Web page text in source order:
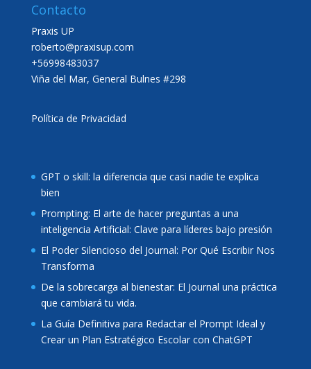
Contacto
Praxis UP
roberto@praxisup.com
+56998483037
Viña del Mar, General Bulnes #298
Política de Privacidad
GPT o skill: la diferencia que casi nadie te explica
bien
Prompting: El arte de hacer preguntas a una
inteligencia Artificial: Clave para líderes bajo presión
El Poder Silencioso del Journal: Por Qué Escribir Nos
Transforma
De la sobrecarga al bienestar: El Journal una práctica
que cambiará tu vida.
La Guía Definitiva para Redactar el Prompt Ideal y
Crear un Plan Estratégico Escolar con ChatGPT